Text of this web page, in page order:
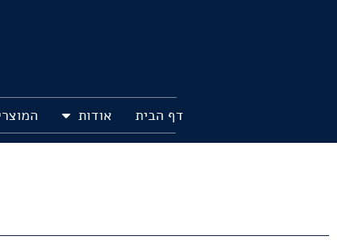
דף הבית אודות